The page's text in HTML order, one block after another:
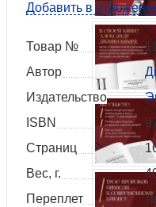
Добавить в
Товар №
Автор
Издательство
ISBN
Страниц
Вес, г.
Переплет